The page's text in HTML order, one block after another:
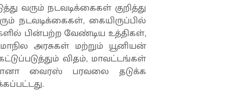
வரும் நடவடிக்கைகள் குறித்து
நடவடிக்கைகள், கையிருப்பில்
பின்பற்ற வேண்டிய உத்திகள்,
அரசுகள் மற்றும் யூனியன்
விதம், மாவட்டங்கள்
வைரஸ் பரவலை தடுக்க